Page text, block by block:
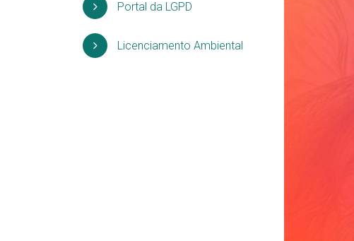
Portal da LGPD
Licenciamento Ambiental